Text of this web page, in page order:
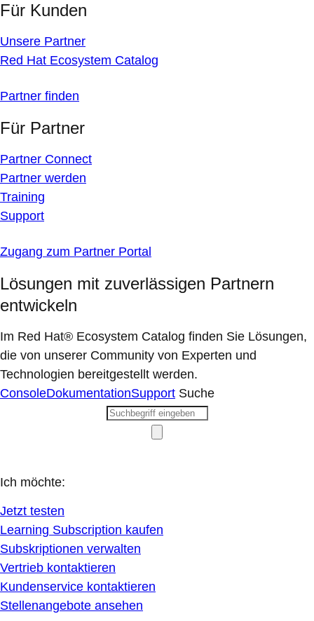
Für Kunden
Unsere Partner
Red Hat Ecosystem Catalog
Partner finden
Für Partner
Partner Connect
Partner werden
Training
Support
Zugang zum Partner Portal
Lösungen mit zuverlässigen Partnern
entwickeln
Im Red Hat® Ecosystem Catalog finden Sie Lösungen,
die von unserer Community von Experten und
Technologien bereitgestellt werden.
ConsoleDokumentationSupport Suche
Ich möchte:
Jetzt testen
Learning Subscription kaufen
Subskriptionen verwalten
Vertrieb kontaktieren
Kundenservice kontaktieren
Stellenangebote ansehen